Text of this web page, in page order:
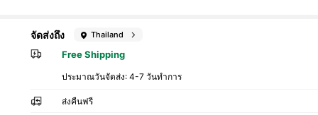
จัดส่งถึง Thailand
Free Shipping
ประมาณวันจัดส่ง:4-7 วันทำการ
ส่งคืนฟรี